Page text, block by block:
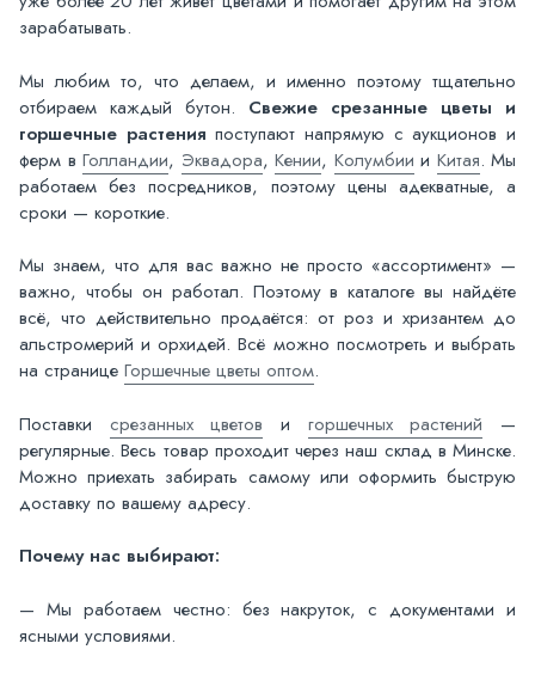
зарабатывать.
Мы любим то, что делаем, и именно поэтому тщательно
отбираем каждый бутон. Свежие срезанные цветы и
горшечные растения поступают напрямую с аукционов и
ферм в Голландии, Эквадора, Кении, Колумбии и Китая. Мы
работаем без посредников, поэтому цены адекватные, а
сроки — короткие.
Мы знаем, что для вас важно не просто «ассортимент» —
важно, чтобы он работал. Поэтому в каталоге вы найдёте
всё, что действительно продаётся: от роз и хризантем до
альстромерий и орхидей. Всё можно посмотреть и выбрать
на странице Горшечные цветы оптом.
Поставки срезанных цветов и горшечных растений —
регулярные. Весь товар проходит через наш склад в Минске.
Можно приехать забирать самому или оформить быструю
доставку по вашему адресу.
Почему нас выбирают:
— Мы работаем честно: без накруток, с документами и
ясными условиями.